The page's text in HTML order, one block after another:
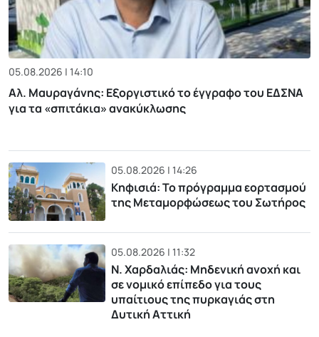
05.08.2026 | 14:10
Αλ. Μαυραγάνης: Εξοργιστικό το έγγραφο του ΕΔΣΝΑ
για τα «σπιτάκια» ανακύκλωσης
05.08.2026 | 14:26
Κηφισιά: Το πρόγραμμα εορτασμού
της Μεταμορφώσεως του Σωτήρος
05.08.2026 | 11:32
Ν. Χαρδαλιάς: Μηδενική ανοχή και
σε νομικό επίπεδο για τους
υπαίτιους της πυρκαγιάς στη
Δυτική Αττική